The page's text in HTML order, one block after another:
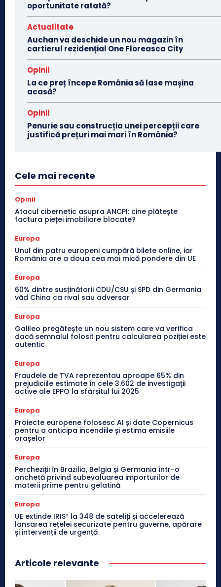
oportunitate ratată?
Actualitate
Auchan va deschide un nou magazin în
cartierul rezidențial One Floreasca City
Opinii
La ce preț începe România să lase mașina
acasă?
Opinii
Penurie sau construcția unei percepții care
justifică prețuri mai mari în România?
Cele mai recente
Opinii
Atacul cibernetic asupra ANCPI: cine plătește
factura pieței imobiliare blocate?
Europa
Unul din patru europeni cumpără bilete online, iar
România are a doua cea mai mică pondere din UE
Europa
60% dintre susținătorii CDU/CSU și SPD din Germania
văd China ca rival sau adversar
Europa
Galileo pregătește un nou sistem care va verifica
dacă semnalul folosit pentru calcularea poziției este
autentic
Europa
Fraudele de TVA reprezentau aproape 65% din
prejudiciile estimate în cele 3.602 de investigații
active ale EPPO la sfârșitul lui 2025
Europa
Proiecte europene folosesc AI și date Copernicus
pentru a anticipa incendiile și estima emisiile
orașelor
Europa
Percheziții în Brazilia, Belgia și Germania într-o
anchetă privind subevaluarea importurilor de
materii prime pentru gelatină
Europa
UE extinde IRIS² la 348 de sateliți și accelerează
lansarea rețelei securizate pentru guverne, apărare
și intervenții de urgență
Articole relevante